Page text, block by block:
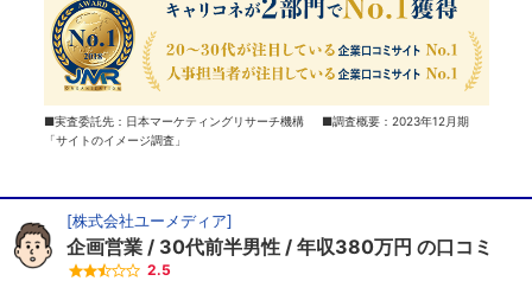
■実査委託先：日本マーケティングリサーチ機構 ■調査概要：2023年12月期
「サイトのイメージ調査」
[株式会社ユーメディア]
企画営業 30代前半男性 年収380万円 の口コミ
2.5